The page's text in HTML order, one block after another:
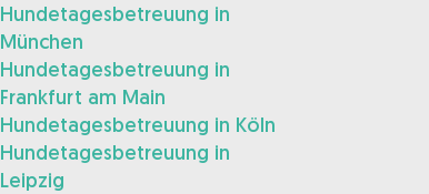
Hundetagesbetreuung in
München
Hundetagesbetreuung in
Frankfurt am Main
Hundetagesbetreuung in Köln
Hundetagesbetreuung in
Leipzig